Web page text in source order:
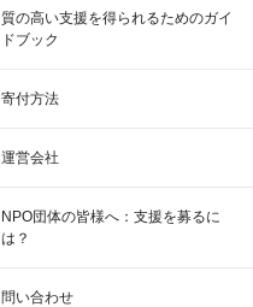
質の高い支援を得られるためのガイ
ドブック
寄付方法
運営会社
NPO団体の皆様へ：支援を募るに
は？
問い合わせ